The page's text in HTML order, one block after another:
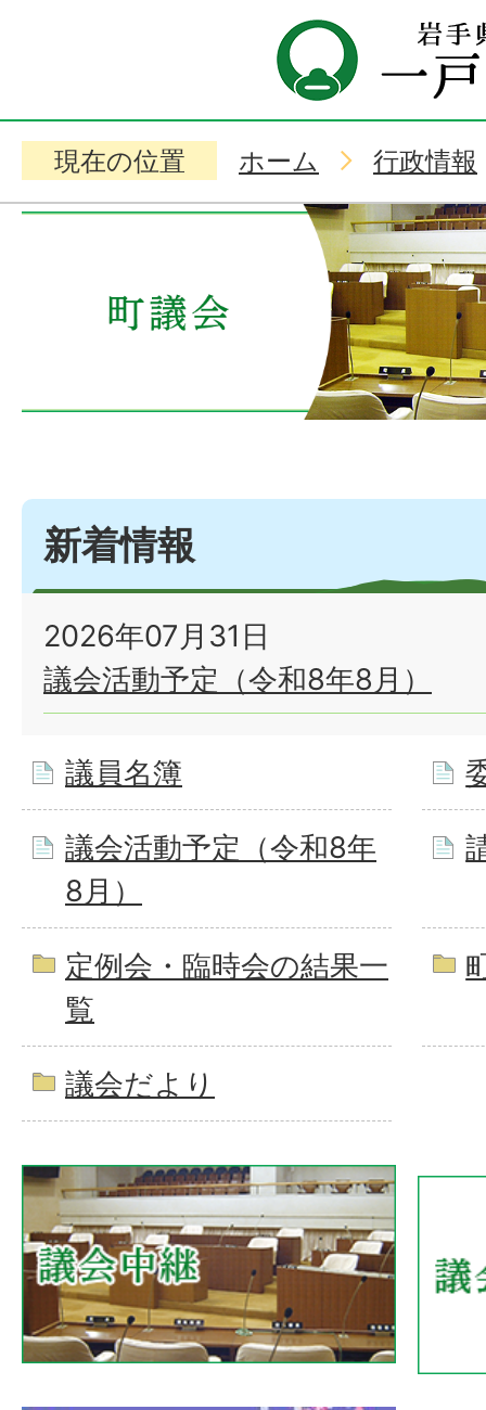
現在の位置 ホーム 行政情報
新着情報
2026年07月31日
議会活動予定（令和8年8月）
議員名簿
議会活動予定（令和8年
8月）
定例会・臨時会の結果一
覧
議会だより